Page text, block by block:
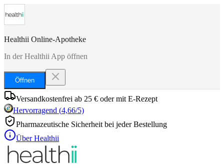
Healthii Online-Apotheke
In der Healthii App öffnen
Öffnen
Versandkostenfrei ab 25 € oder mit E-Rezept
Hervorragend (4,66/5)
Pharmazeutische Sicherheit bei jeder Bestellung
Über Healthii